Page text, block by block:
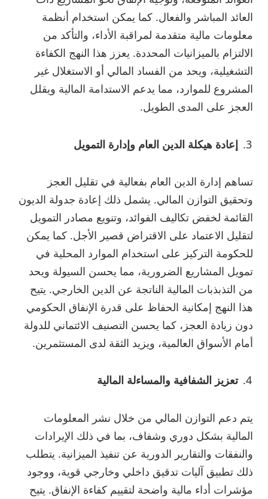
العائد المباشر والفعال. كما يمكن استخدام أنظمة
معلومات مالية متقدمة لمراقبة الأداء، والتأكد من
الالتزام بالميزانيات المحددة. يعزز هذا النهج الكفاءة
التشغيلية، ويحد من الفساد المالي أو الاستغلال غير
المشروع للموارد، مما يدعم الاستدامة المالية ويقلل
العجز على المدى الطويل.
إعادة هيكلة الدين العام وإدارة التمويل
تساهم إدارة الدين العام بفعالية في تقليل العجز
وتحقيق التوازن المالي. يشمل ذلك إعادة جدولة الديون
القائمة لخفض تكاليف الفوائد، وتنويع مصادر التمويل
لتقليل الاعتماد على الاقتراض قصير الأجل. كما يمكن
للحكومة التركيز على استخدام الموارد المحلية في
تمويل المشاريع الضرورية، مما يحسن السيولة ويحد
من التذبذبات المالية الناتجة عن الدين الخارجي. يتيح
هذا النهج إمكانية الحفاظ على قدرة الإنفاق الحكومي
دون زيادة العجز، كما يحسن التصنيف الائتماني للدولة
أمام الأسواق العالمية، ويزيد الثقة لدى المستثمرين.
تعزيز الشفافية والمساءلة المالية
يتم دعم التوازن المالي من خلال نشر المعلومات
المالية بشكل دوري وشفاف، بما في ذلك الإيرادات
والنفقات والتقارير الدورية عن تنفيذ الميزانية. يتطلب
ذلك تطبيق آليات تدقيق داخلي وخارجي قوية، ووجود
مؤشرات أداء مالية واضحة لتقييم كفاءة الإنفاق. يتيح